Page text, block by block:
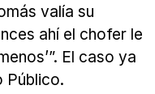
valía su
ahí el chofer le
El caso ya
Público.